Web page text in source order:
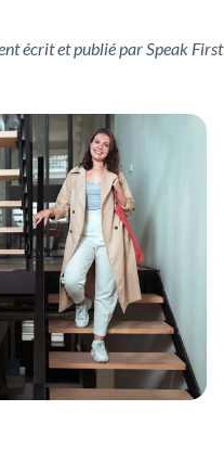
écrit et publié par Speak First